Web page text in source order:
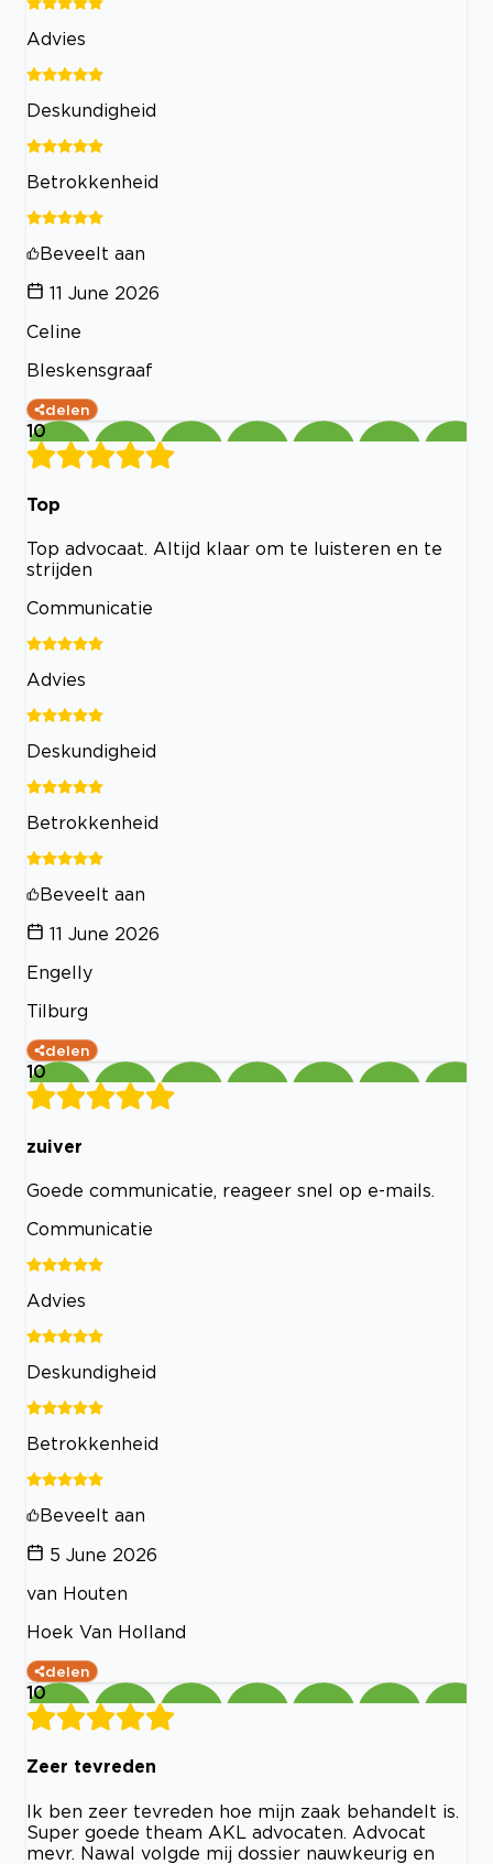
Advies
Deskundigheid
Betrokkenheid
Beveelt aan
11 June 2026
Celine
Bleskensgraaf
delen
10
Top
Top advocaat. Altijd klaar om te luisteren en te
strijden
Communicatie
Advies
Deskundigheid
Betrokkenheid
Beveelt aan
11 June 2026
Engelly
Tilburg
delen
10
zuiver
Goede communicatie, reageer snel op e-mails.
Communicatie
Advies
Deskundigheid
Betrokkenheid
Beveelt aan
5 June 2026
van Houten
Hoek Van Holland
delen
10
Zeer tevreden
Ik ben zeer tevreden hoe mijn zaak behandelt is.
Super goede theam AKL advocaten. Advocat
mevr. Nawal volgde mij dossier nauwkeurig en